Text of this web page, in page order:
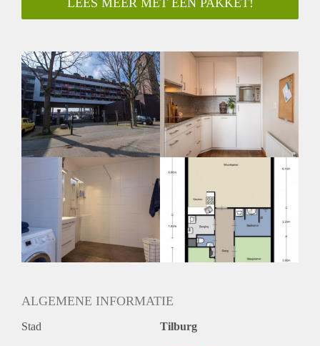
Borg: 1 Maand
Huisdieren toegestaan: Afhankelijk van de Eigenaar
Huurtoeslag grens: Nee
Geschikt voor studenten: Afhankelijk van de Eigenaar
LEES MEER MET EEN PAKKET!
ALGEMENE INFORMATIE
Stad Tilburg